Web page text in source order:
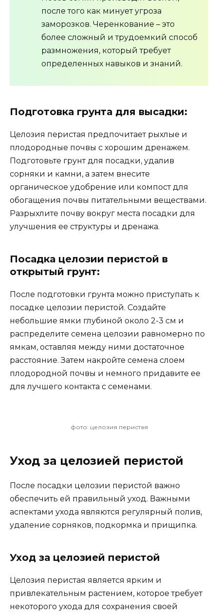
после того как минует угроза
заморозков. Черенкование – это
более сложный и трудоемкий способ
размножения, который требует
определенных навыков и знаний.
Подготовка грунта для высадки:
Целозия перистая предпочитает рыхлые и
плодородные почвы с хорошим дренажем.
Подготовьте грунт для посадки, удалив
сорняки и камни, а затем внесите
органическое удобрение или компост для
обогащения почвы питательными веществами.
Разрыхлите почву вокруг места посадки для
улучшения ее структуры и дренажа.
Посадка целозии перистой в
открытый грунт:
После подготовки грунта можно приступать к
посадке целозии перистой. Создайте
небольшие ямки глубиной около 2-3 см и
распределите семена целозии равномерно по
ямкам, оставляя между ними достаточное
расстояние. Затем накройте семена слоем
плодородной почвы и немного придавите ее
для лучшего контакта с семенами.
фото: целозия перистая
Уход за целозией перистой
После посадки целозии перистой важно
обеспечить ей правильный уход. Важными
аспектами ухода являются регулярный полив,
удаление сорняков, подкормка и прищипка.
Уход за целозией перистой
Целозия перистая является ярким и
привлекательным растением, которое требует
некоторого ухода для сохранения своей